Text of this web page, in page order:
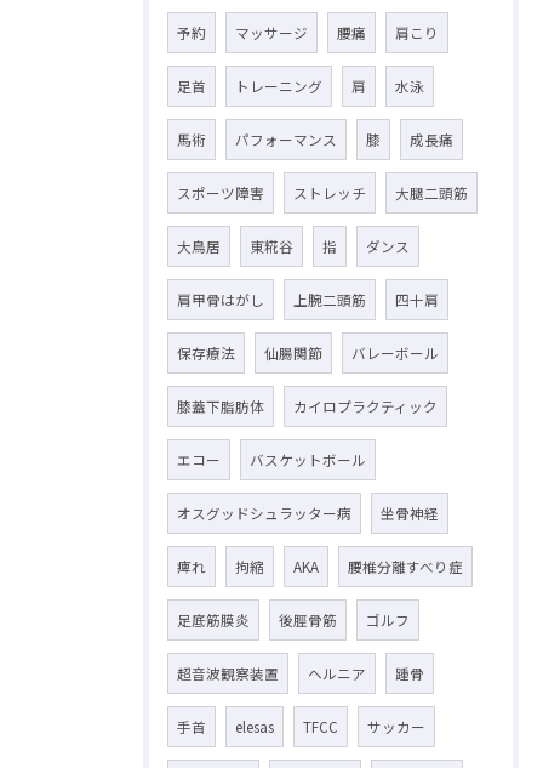
予約 マッサージ 腰痛 肩こり
足首 トレーニング 肩 水泳
馬術 パフォーマンス 膝 成長痛
スポーツ障害 ストレッチ 大腿二頭筋
大鳥居 東糀谷 指 ダンス
肩甲骨はがし 上腕二頭筋 四十肩
保存療法 仙腸関節 バレーボール
膝蓋下脂肪体 カイロプラクティック
エコー バスケットボール
オスグッドシュラッター病 坐骨神経
痺れ 拘縮 AKA 腰椎分離すべり症
足底筋膜炎 後脛骨筋 ゴルフ
超音波観察装置 ヘルニア 踵骨
手首 elesas TFCC サッカー